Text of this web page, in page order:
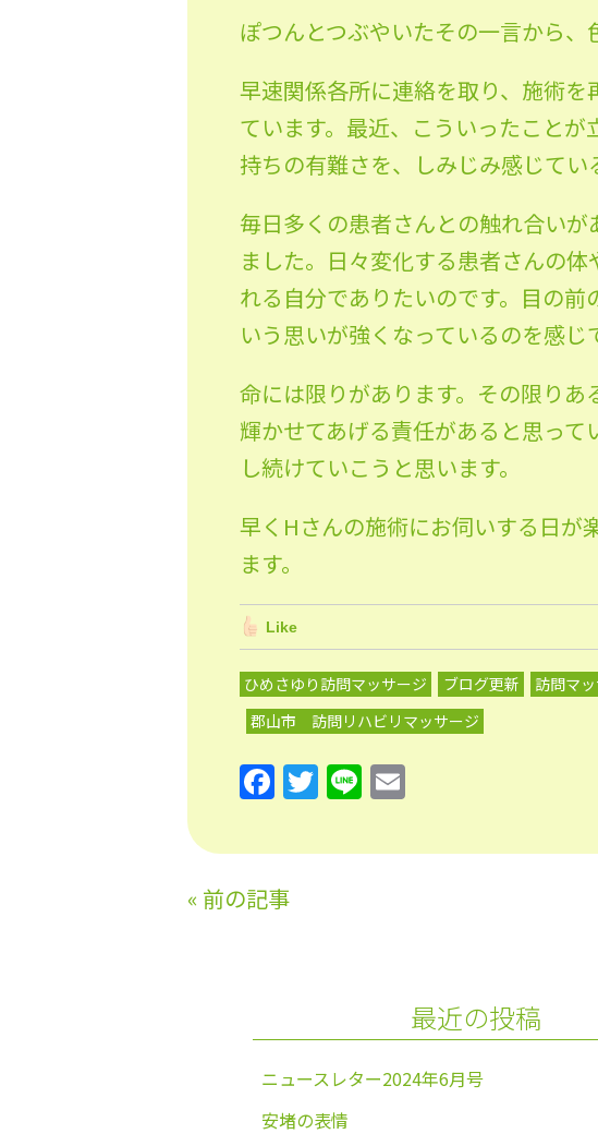
ぽつんとつぶやいたその一言から、
早速関係各所に連絡を取り、施術
ています。最近、こういったこと
持ちの有難さを、しみじみ感じてい
毎日多くの患者さんとの触れ合い
ました。日々変化する患者さんの
れる自分でありたいのです。目の
いう思いが強くなっているのを感じ
命には限りがあります。その限り
輝かせてあげる責任があると思っ
し続けていこうと思います。
早くHさんの施術にお伺いする日が
ます。
Like
ひめさゆり訪問マッサージ ブログ更新 訪問マ
郡山市 訪問リハビリマッサージ
F
a
c
e
b
k
T
w
itt
Li
n
e ai
« 前の記事
最近の投稿
ニュースレター2024年6月号
安堵の表情